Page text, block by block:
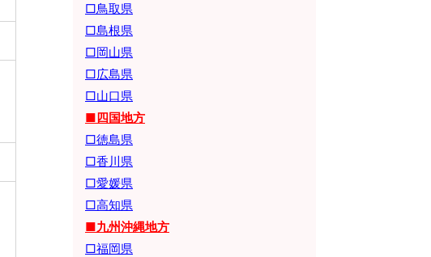
□鳥取県
□島根県
□岡山県
□広島県
□山口県
■四国地方
□徳島県
□香川県
□愛媛県
□高知県
■九州沖縄地方
□福岡県